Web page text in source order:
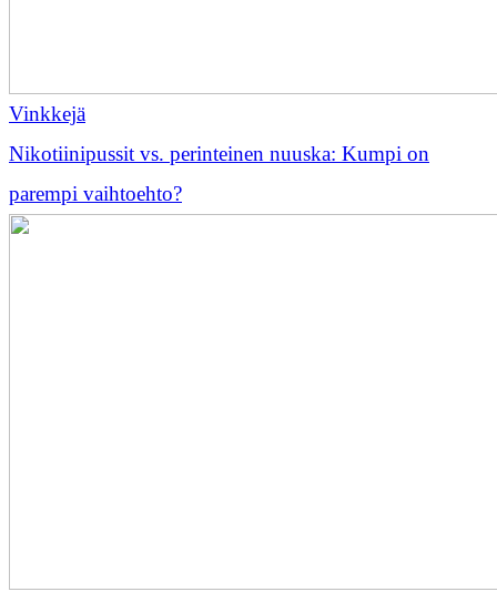
Vinkkejä
Nikotiinipussit vs. perinteinen nuuska: Kumpi on
parempi vaihtoehto?